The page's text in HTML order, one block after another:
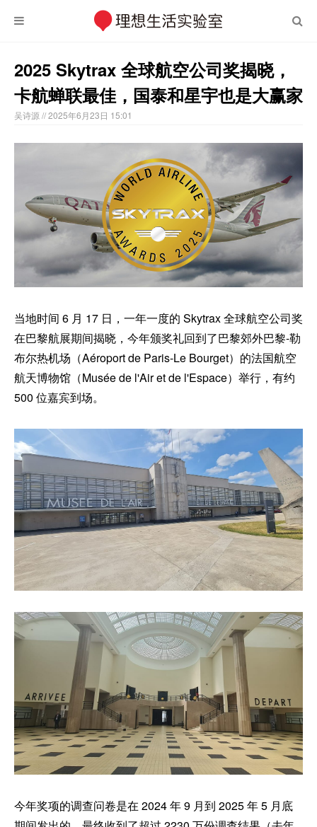
2025 Skytrax 全球航空公司奖揭晓，
卡航蝉联最佳，国泰和星宇也是大赢家
吴诗源 // 2025年6月23日 15:01
当地时间 6 月 17 日，一年一度的 Skytrax 全球航空公司奖
在巴黎航展期间揭晓，今年颁奖礼回到了巴黎郊外巴黎-勒
布尔热机场（Aéroport de Paris-Le Bourget）的法国航空
航天博物馆（Musée de l'Air et de l'Espace）举行，有约
500 位嘉宾到场。
今年奖项的调查问卷是在 2024 年 9 月到 2025 年 5 月底